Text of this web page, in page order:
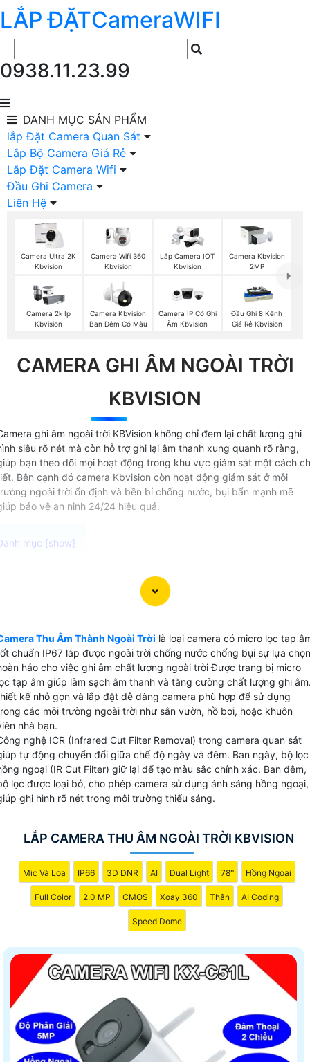
LẮP ĐẶTCameraWIFI
0938.11.23.99
DANH MỤC SẢN PHẨM
lắp Đặt Camera Quan Sát
Lắp Bộ Camera Giá Rẻ
Lắp Đặt Camera Wifi
Đầu Ghi Camera
Liên Hệ
Camera Ultra 2K
Kbvision
Camera Wifi 360
Kbvision
Lắp Camera IOT
Kbvision
Camera Kbvision
2MP
Camera 2k Ip
Kbvision
Camera Kbvision
Ban Đêm Có Màu
Camera IP Có Ghi
Âm Kbvision
Đầu Ghi 8 Kênh
Giá Rẻ Kbvision
CAMERA GHI ÂM NGOÀI TRỜI
KBVISION
ghi âm ngoài trời KBVision không chỉ đem lại chất lượng ghi
siêu rõ nét mà còn hỗ trợ ghi lại âm thanh xung quanh rõ ràng,
bạn theo dõi mọi hoạt động trong khu vực giám sát một cách
Bên cạnh đó camera Kbvision còn hoạt động giám sát ở môi
ngoài trời ổn định và bền bỉ chống nước, bụi bẩn mạnh mẽ
bảo vệ an ninh 24/24 hiệu quả.
thu âm ngoài trời chất lượng cao Được thiết kế
động ổn định trong môi trường khắc nghiệt camera có
rõ ràng sắc nét. Với khả năng chống nước, chịu được
nắng mặt trời và các yếu tố thời tiết khác Camera thu
ngoài trời này là sự lựa chọn hoàn hảo cho việc theo
ghi lại mọi hoạt động ngoài trời. Đừng bỏ lỡ cơ hội sở
sản phẩm chất lượng này với giá cả phải chăng.
Thu Âm Thành Ngoài Trời là loại camera có micro lọc tap
chuẩn IP67 lắp được ngoài trời chống nước chống bụi sự lựa chọn
hảo cho việc ghi âm chất lượng ngoài trời Được trang bị micro
tạp âm giúp làm sạch âm thanh và tăng cường chất lượng ghi
kế nhỏ gọn và lắp đặt dễ dàng camera phù hợp để sử dụng
các môi trường ngoài trời như sân vườn, hồ bơi, hoặc khuôn
nhà bạn.
nghệ ICR (Infrared Cut Filter Removal) trong camera quan sát
tự động chuyển đổi giữa chế độ ngày và đêm. Ban ngày, bộ lọc
ngoại (IR Cut Filter) giữ lại để tạo màu sắc chính xác. Ban đêm,
lọc được loại bỏ, cho phép camera sử dụng ánh sáng hồng ngoại,
ghi hình rõ nét trong môi trường thiếu sáng.
LẮP CAMERA THU ÂM NGOÀI TRỜI KBVISION
Mic Và Loa IP66 3D DNR AI Dual Light 78° Hồng Ngoại
Full Color 2.0 MP CMOS Xoay 360 Thân AI Coding
Speed Dome